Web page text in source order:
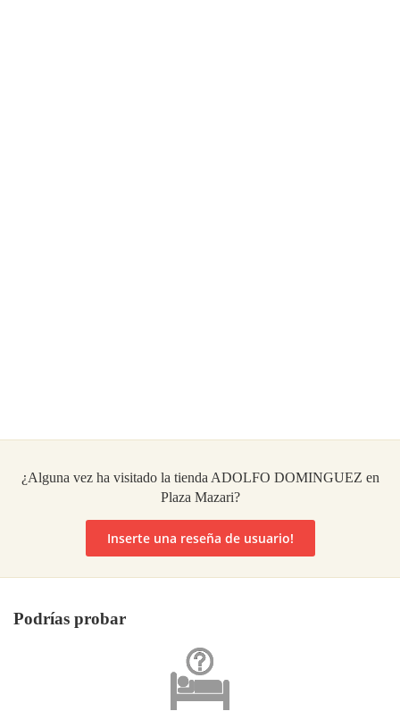
¿Alguna vez ha visitado la tienda ADOLFO DOMINGUEZ en
Plaza Mazari?
Inserte una reseña de usuario!
Podrías probar